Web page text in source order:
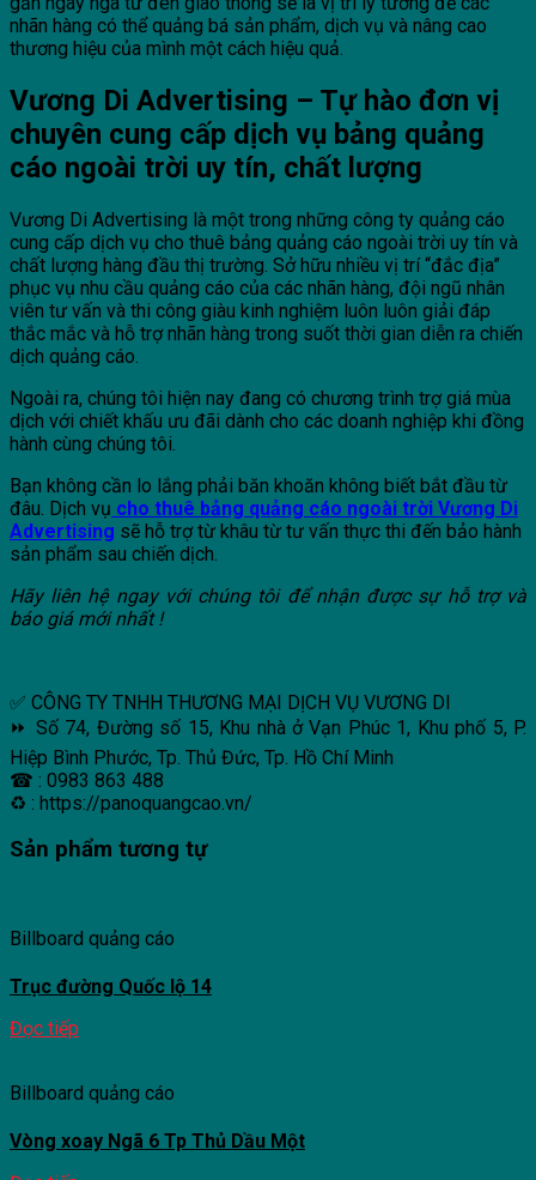
nhãn hàng có thể quảng bá sản phẩm, dịch vụ và nâng cao
thương hiệu của mình một cách hiệu quả.
Vương Di Advertising – Tự hào đơn vị
chuyên cung cấp dịch vụ bảng quảng
cáo ngoài trời uy tín, chất lượng
Vương Di Advertising là một trong những công ty quảng cáo
cung cấp dịch vụ cho thuê bảng quảng cáo ngoài trời uy tín và
chất lượng hàng đầu thị trường. Sở hữu nhiều vị trí “đắc địa”
phục vụ nhu cầu quảng cáo của các nhãn hàng, đội ngũ nhân
viên tư vấn và thi công giàu kinh nghiệm luôn luôn giải đáp
thắc mắc và hỗ trợ nhãn hàng trong suốt thời gian diễn ra chiến
dịch quảng cáo.
Ngoài ra, chúng tôi hiện nay đang có chương trình trợ giá mùa
dịch với chiết khấu ưu đãi dành cho các doanh nghiệp khi đồng
hành cùng chúng tôi.
Bạn không cần lo lắng phải băn khoăn không biết bắt đầu từ
đâu. Dịch vụ cho thuê bảng quảng cáo ngoài trời Vương Di
Advertising sẽ hỗ trợ từ khâu từ tư vấn thực thi đến bảo hành
sản phẩm sau chiến dịch.
Hãy liên hệ ngay với chúng tôi để nhận được sự hỗ trợ và
báo giá mới nhất !
✅ CÔNG TY TNHH THƯƠNG MẠI DỊCH VỤ VƯƠNG DI
⏩ Số 74, Đường số 15, Khu nhà ở Vạn Phúc 1, Khu phố 5, P.
Hiệp Bình Phước, Tp. Thủ Đức, Tp. Hồ Chí Minh
☎ : 0983 863 488
♻ : https://panoquangcao.vn/
Sản phẩm tương tự
Billboard quảng cáo
Trục đường Quốc lộ 14
Đọc tiếp
Billboard quảng cáo
Vòng xoay Ngã 6 Tp Thủ Dầu Một